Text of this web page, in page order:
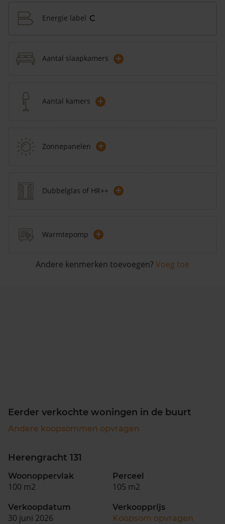
Energie label C
Aantal slaapkamers +
Aantal kamers +
Zonnepanelen +
Dubbelglas of HR++ +
Warmtepomp +
Andere kenmerken toevoegen? Voeg toe
Eerder verkochte woningen in de buurt
Andere koopsommen opvragen
Herengracht 131
Woonoppervlak
100 m2
Perceel
105 m2
Verkoopdatum
30 juni 2026
Verkoopprijs
Koopsom opvragen